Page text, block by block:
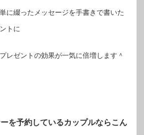
に綴ったメッセージを手書きで書いた
トに
レゼントの効果が一気に倍増します＾
を予約しているカップルならこん